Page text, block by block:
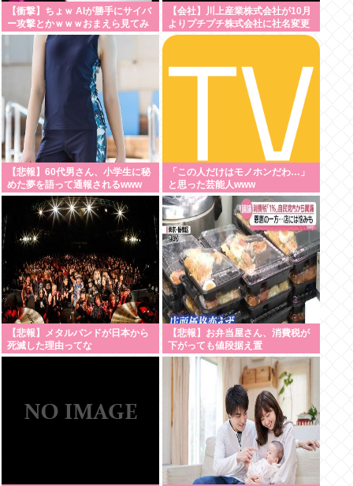
【衝撃】ちょｗ AIが勝手にサイバ
ー攻撃とかｗｗｗおまえら見てみ
ろｗｗｗ
【会社】川上産業株式会社が10月
よりプチプチ株式会社に社名変更
【悲報】60代男さん、小学生に秘
めた夢を語って通報されるwww
「この人だけはモノホンだわ…」
と思った芸能人www
【悲報】メタルバンドが日本から
死滅した理由ってな
に？・・・・・・・・・
【悲報】お弁当屋さん、消費税が
下がっても値段据え置
き・・・・・・・・・